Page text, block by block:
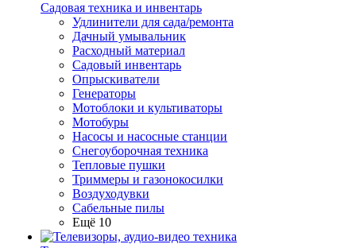
Садовая техника и инвентарь
Удлинители для сада/ремонта
Дачный умывальник
Расходный материал
Садовый инвентарь
Опрыскиватели
Генераторы
Мотоблоки и культиваторы
Мотобуры
Насосы и насосные станции
Снегоуборочная техника
Тепловые пушки
Триммеры и газонокосилки
Воздуходувки
Сабельные пилы
Ещё 10